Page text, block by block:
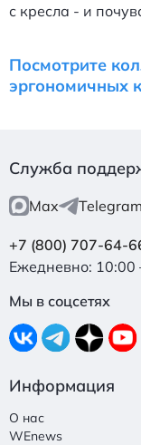
с кресла - и
Посмотрите
эргономичных
Служба
Max Telegram
+7 (800) 707-64-
Ежедневно:
Мы в соцсетях
Информация
О нас
WEnews